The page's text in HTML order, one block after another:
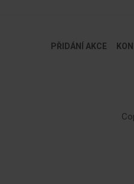
PŘIDÁNÍ AKCE